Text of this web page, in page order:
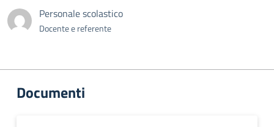
Personale scolastico
Docente e referente
Documenti